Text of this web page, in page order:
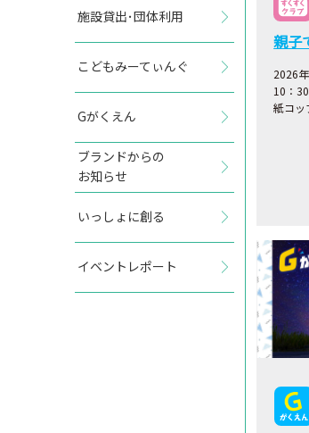
施設貸出･団体利用
こどもみーてぃんぐ
Gがくえん
ブランドからの
お知らせ
いっしょに創る
イベントレポート
親子
2026
10：
紙コッ